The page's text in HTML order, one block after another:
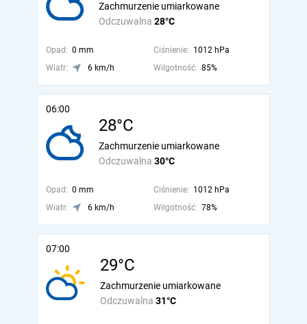
Odczuwalna 28°C
Zachmurzenie umiarkowane
Opad: 0 mm Ciśnienie: 1012 hPa
Wiatr:
6 km/h Wilgotność: 85%
06:00
28°C
Odczuwalna 30°C
Zachmurzenie umiarkowane
Opad: 0 mm Ciśnienie: 1012 hPa
Wiatr:
6 km/h Wilgotność: 78%
07:00
29°C
Odczuwalna 31°C
Zachmurzenie umiarkowane